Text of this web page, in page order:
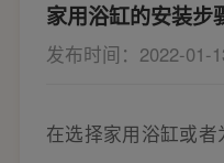
家用浴缸的安装步
发布时间：2022-01-
在选择家用浴缸或者